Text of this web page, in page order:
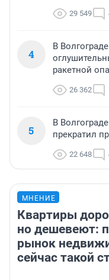
29 549
4
В
ракетной
26 362
5
В
прекратил
22 648
МНЕНИЕ
Квартиры
но дешевеют:
рынок
сейчас такой